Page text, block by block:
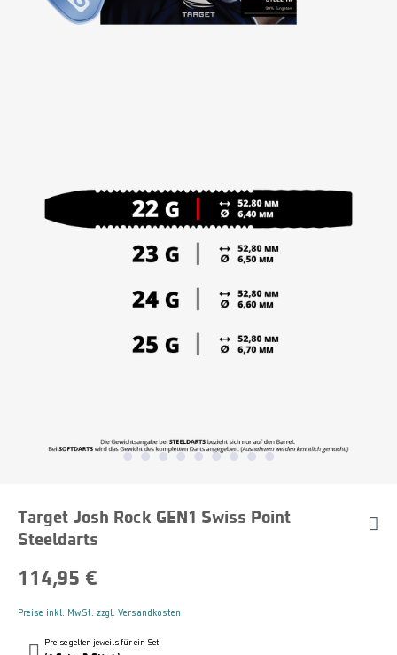
Target Josh Rock GEN1 Swiss Point
Steeldarts
114,95 €
Preise inkl. MwSt. zzgl. Versandkosten
Preise gelten jeweils für ein Set